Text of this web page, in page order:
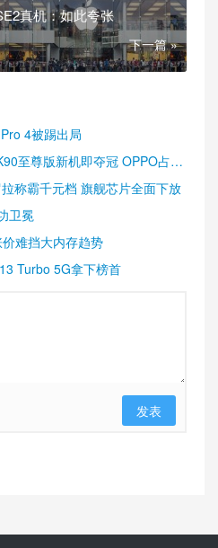
真机：如此夸张
下一篇 »
4被踢出局
至尊版新机即夺冠 OPPO占据
称霸千元档 旗舰芯片全面下放
卫冕
难挡大内存趋势
Turbo 5G拿下榜首
发表